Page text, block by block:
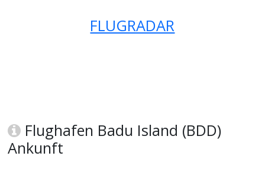
FLUGRADAR
Flughafen Badu Island (BDD)
Ankunft